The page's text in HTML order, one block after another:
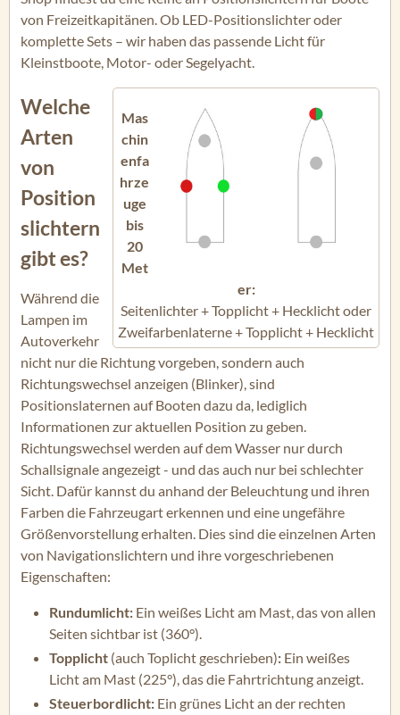
von Freizeitkapitänen. Ob LED-Positionslichter oder
komplette Sets – wir haben das passende Licht für
Kleinstboote, Motor- oder Segelyacht.
Mas
chin
enfa
hrze
uge
bis
20
Met
er:
Seitenlichter + Topplicht + Hecklicht oder
Zweifarbenlaterne + Topplicht + Hecklicht
Welche
Arten
von
Position
slichtern
gibt es?
Während die
Lampen im
Autoverkehr
nicht nur die Richtung vorgeben, sondern auch
Richtungswechsel anzeigen (Blinker), sind
Positionslaternen auf Booten dazu da, lediglich
Informationen zur aktuellen Position zu geben.
Richtungswechsel werden auf dem Wasser nur durch
Schallsignale angezeigt - und das auch nur bei schlechter
Sicht. Dafür kannst du anhand der Beleuchtung und ihren
Farben die Fahrzeugart erkennen und eine ungefähre
Größenvorstellung erhalten. Dies sind die einzelnen Arten
von Navigationslichtern und ihre vorgeschriebenen
Eigenschaften:
Rundumlicht: Ein weißes Licht am Mast, das von allen
Seiten sichtbar ist (360°).
Topplicht (auch Toplicht geschrieben): Ein weißes
Licht am Mast (225°), das die Fahrtrichtung anzeigt.
Steuerbordlicht: Ein grünes Licht an der rechten